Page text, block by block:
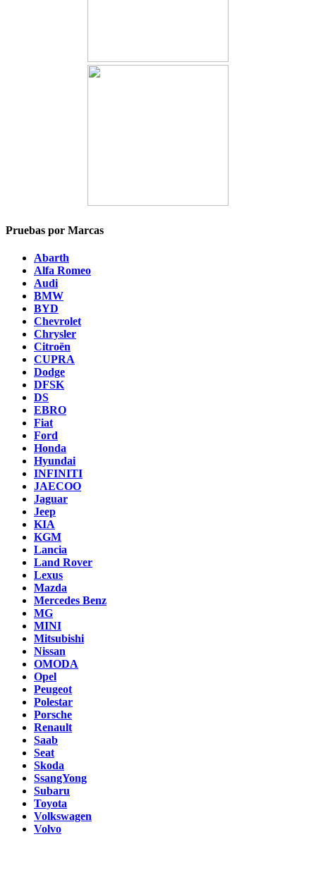
Pruebas por Marcas
Abarth
Alfa Romeo
Audi
BMW
BYD
Chevrolet
Chrysler
Citroën
CUPRA
Dodge
DFSK
DS
EBRO
Fiat
Ford
Honda
Hyundai
INFINITI
JAECOO
Jaguar
Jeep
KIA
KGM
Lancia
Land Rover
Lexus
Mazda
Mercedes Benz
MG
MINI
Mitsubishi
Nissan
OMODA
Opel
Peugeot
Polestar
Porsche
Renault
Saab
Seat
Skoda
SsangYong
Subaru
Toyota
Volkswagen
Volvo